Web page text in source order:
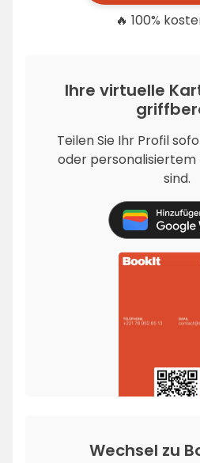
🔥 100%
Ihre virtuelle
Teilen Sie Ihr Profil
oder personalisiertem
sind.
Wechsel zu